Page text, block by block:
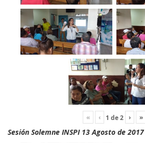
« ‹ 1 de2 › »
Sesión Solemne INSPI 13 Agosto de 2017